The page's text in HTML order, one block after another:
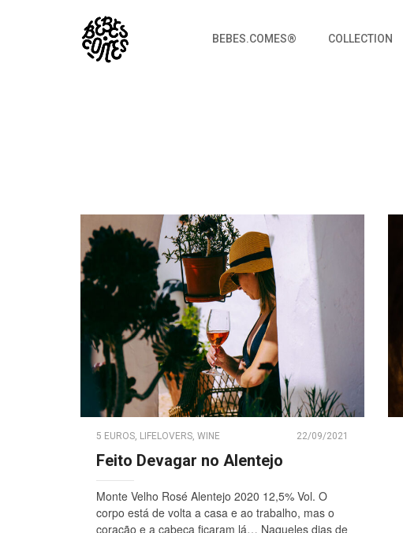
BEBES.COMES® COLLECTION
5 EUROS, LIFELOVERS, WINE 22/09/2021
Feito Devagar no Alentejo
Monte Velho Rosé Alentejo 2020 12,5% Vol. O
corpo está de volta a casa e ao trabalho, mas o
coração e a cabeça ficaram lá… Naqueles dias de